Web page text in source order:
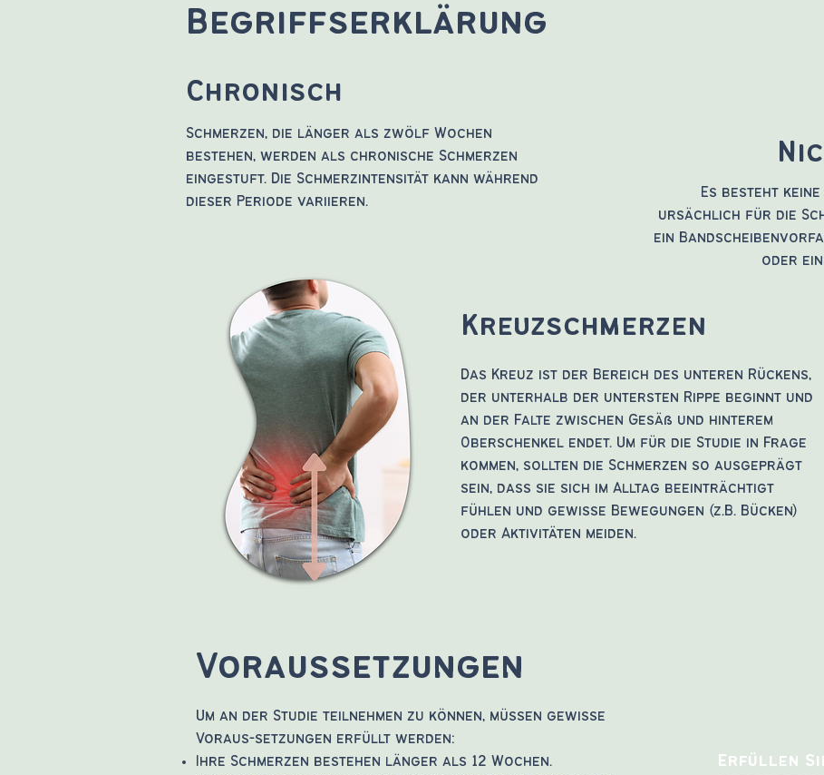
Begriffserklärung
Chronisch
Schmerzen, die länger als zwölf Wochen
bestehen, werden als chronische Schmerzen
eingestuft. Die Schmerzintensität kann während
dieser Periode variieren.
Es besteht
ursächlich für die
ein
oder
Kreuzschmerzen
Das Kreuz ist der Bereich des unteren Rückens,
der unterhalb der untersten Rippe beginnt und
an der Falte zwischen Gesäß und hinterem
Oberschenkel endet. Um für die Studie in Frage
kommen, sollten die Schmerzen so ausgeprägt
sein, dass sie sich im Alltag beeinträchtigt
fühlen und gewisse Bewegungen (z.B. Bücken)
oder Aktivitäten meiden.
Voraussetzungen
Um an der Studie teilnehmen zu können, müssen gewisse
Voraus-setzungen erfüllt werden:
Ihre Schmerzen bestehen länger als 12 Wochen.
Erfüllen